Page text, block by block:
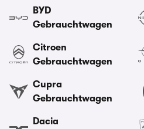
BYD
Gebrauchtwagen
Citroen
Gebrauchtwagen
Cupra
Gebrauchtwagen
Dacia